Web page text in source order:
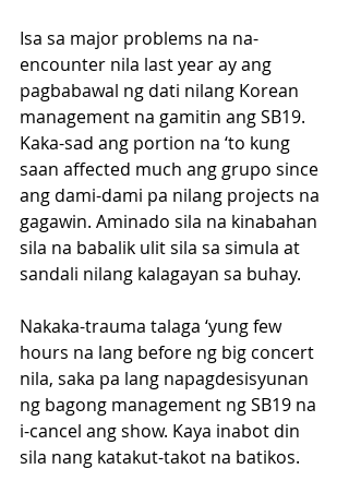
Isa sa major problems na na-
encounter nila last year ay ang
pagbabawal ng dati nilang Korean
management na gamitin ang SB19.
Kaka-sad ang portion na ‘to kung
saan affected much ang grupo since
ang dami-dami pa nilang projects na
gagawin. Aminado sila na kinabahan
sila na babalik ulit sila sa simula at
sandali nilang kalagayan sa buhay.
Nakaka-trauma talaga ‘yung few
hours na lang before ng big concert
nila, saka pa lang napagdesisyunan
ng bagong management ng SB19 na
i-cancel ang show. Kaya inabot din
sila nang katakut-takot na batikos.